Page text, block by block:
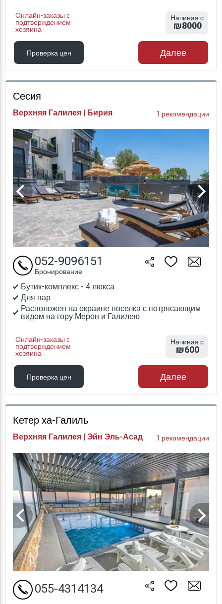
Онлайн-заказы с
подтверждением
хозяина
Начиная с
₪8000
Проверка цен
Проверка цен
Далее
Сесия
Верхняя Галилея | Бирия 1 рекомендации
Бутик-комплекс - 4 люкса
Для пар
Расположен на окраине поселка с потрясающим
видом на гору Мерон и Галилею
Онлайн-заказы с
подтверждением
хозяина
052-9096151
Бронирование
Начиная с
₪600
Проверка цен
Проверка цен
Далее
Кетер ха-Галиль
Верхняя Галилея | Эйн Эль-Асад 1 рекомендации
055-4314134